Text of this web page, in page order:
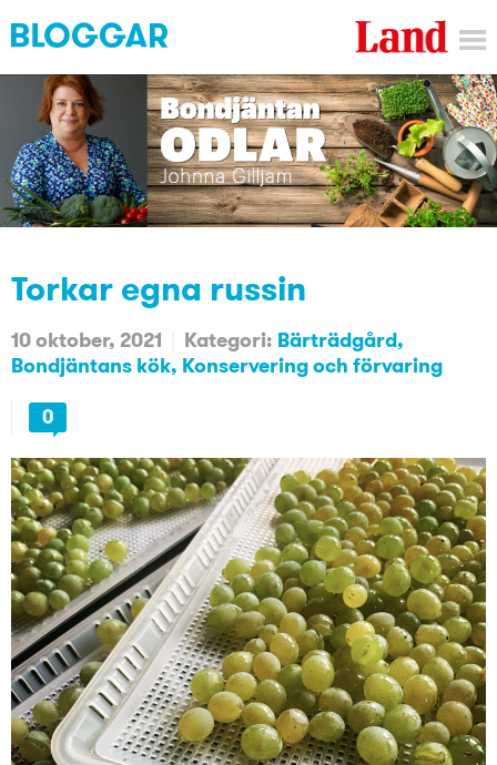
Torkar egna russin
10 oktober, 2021 Kategori: Bärträdgård
Bondjäntans kök Konservering och förvaring
0